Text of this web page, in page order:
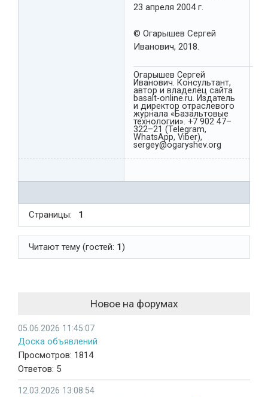
23 апреля 2004 г.
© Огарышев Сергей
Иванович, 2018.
Огарышев Сергей
Иванович. Консультант,
автор и владелец сайта
basalt-online.ru. Издатель
и директор отраслевого
журнала «Базальтовые
технологии». +7 902 47–
322–21 (Telegram,
WhatsApp, Viber),
sergey@ogaryshev.org
Страницы: 1
Читают тему (гостей: 1)
Новое на форумах
05.06.2026 11:45:07
Доска объявлений
Просмотров: 1814
Ответов: 5
12.03.2026 13:08:54